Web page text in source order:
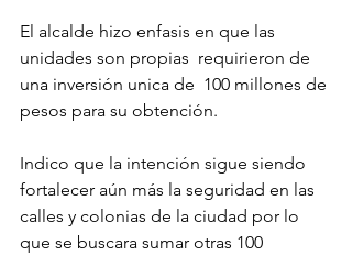
El alcalde hizo enfasis en que las
unidades son propias  requirieron de
una inversión unica de  100 millones de
pesos para su obtención.
Indico que la intención sigue siendo
fortalecer aún más la seguridad en las
calles y colonias de la ciudad por lo
que se buscara sumar otras 100